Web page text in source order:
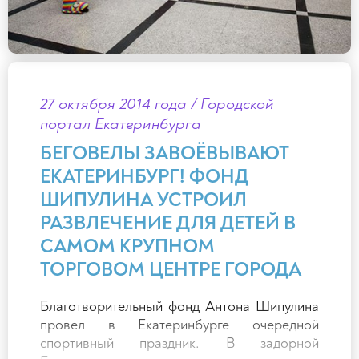
развитию ребенка, поэтому они активно
продвигают его на Среднем Урале. Факт
отсутствия у беговела педалей заставляет
двигаться вперед, а в момент таких движений
в работе заняты практически все мышцы.
«Дети и родители в восторге. Мы очень
надеемся, что подобные мероприятия,
проводимые в игровой форме, помогут
продвинуть физическую культуру в массы», —
отмечают в компании Desheli,
приготовившей для участников гонки
подарки.
27 октября 2014 года / Городской
портал Екатеринбурга
БЕГОВЕЛЫ ЗАВОЁВЫВАЮТ
ЕКАТЕРИНБУРГ! ФОНД
ШИПУЛИНА УСТРОИЛ
РАЗВЛЕЧЕНИЕ ДЛЯ ДЕТЕЙ В
САМОМ КРУПНОМ
ТОРГОВОМ ЦЕНТРЕ ГОРОДА
Благотворительный фонд Антона Шипулина
провел в Екатеринбурге очередной
спортивный праздник. В задорной